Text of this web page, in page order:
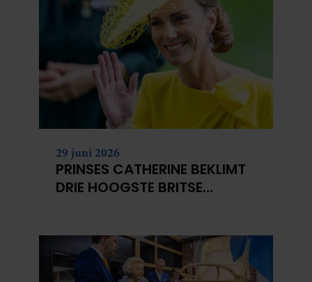
29 juni 2026
PRINSES CATHERINE BEKLIMT
DRIE HOOGSTE BRITSE